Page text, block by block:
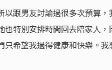
以跟男友討論過很多次預算
也特別安排時間回去陪家人
希望我過得健康和快樂。我